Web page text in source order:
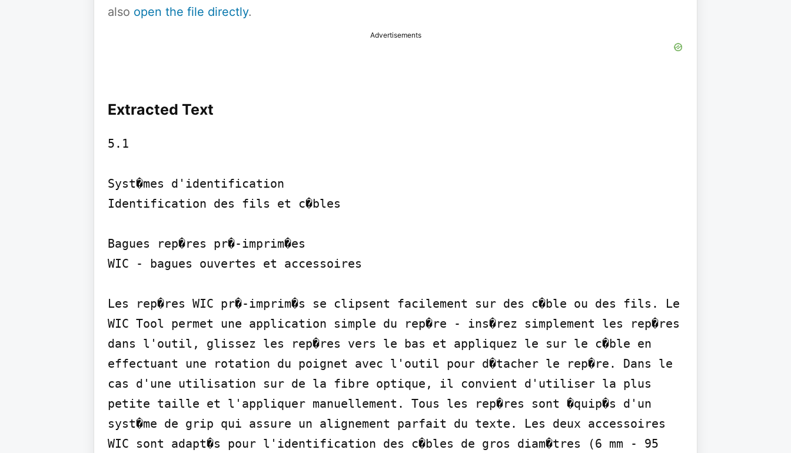
also open the file directly.
Advertisements
Extracted Text
5.1
Syst�mes d'identification
Identification des fils et c�bles
Bagues rep�res pr�-imprim�es
WIC - bagues ouvertes et accessoires
Les rep�res WIC pr�-imprim�s se clipsent facilement sur des c�ble ou des fils. Le
WIC Tool permet une application simple du rep�re - ins�rez simplement les rep�res
dans l'outil, glissez les rep�res vers le bas et appliquez le sur le c�ble en
effectuant une rotation du poignet avec l'outil pour d�tacher le rep�re. Dans le
cas d'une utilisation sur de la fibre optique, il convient d'utiliser la plus
petite taille et l'appliquer manuellement. Tous les rep�res sont �quip�s d'un
syst�me de grip qui assure un alignement parfait du texte. Les deux accessoires
WIC sont adapt�s pour l'identification des c�bles de gros diam�tres (6 mm - 95